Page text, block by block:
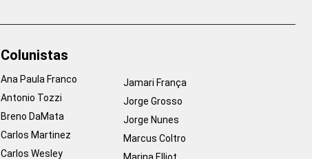
Colunistas
Ana Paula Franco
Antonio Tozzi
Breno DaMata
Carlos Martinez
Carlos Wesley
Jamari França
Jorge Grosso
Jorge Nunes
Marcus Coltro